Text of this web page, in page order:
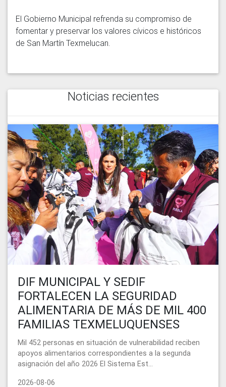
El Gobierno Municipal refrenda su compromiso de
fomentar y preservar los valores cívicos e históricos
Noticias recientes
DIF MUNICIPAL Y SEDIF
FORTALECEN LA SEGURIDAD
ALIMENTARIA DE MÁS DE MIL 400
FAMILIAS TEXMELUQUENSES
Mil 452 personas en situación de vulnerabilidad reciben
apoyos alimentarios correspondientes a la segunda
asignación del año 2026 El Sistema Est...
2026-08-06